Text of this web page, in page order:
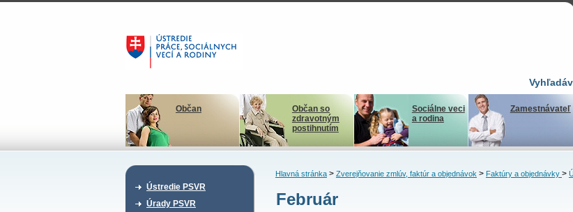
Občan
Občan so
zdravotným
postihnutím
Sociálne veci
a rodina
Zamestnávateľ
Ústredie PSVR
Úrady PSVR
Hlavná stránka> Zverejňovanie zmlúv, faktúr a objednávok> Faktúry a objednávky >
Február